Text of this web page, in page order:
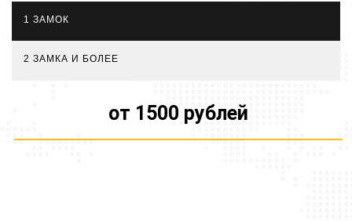
1 ЗАМОК
2 ЗАМКА И БОЛЕЕ
от 1500 рублей